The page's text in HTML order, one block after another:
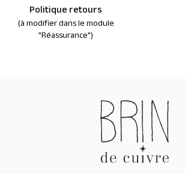
Politique retours
(à modifier dans le module
"Réassurance")